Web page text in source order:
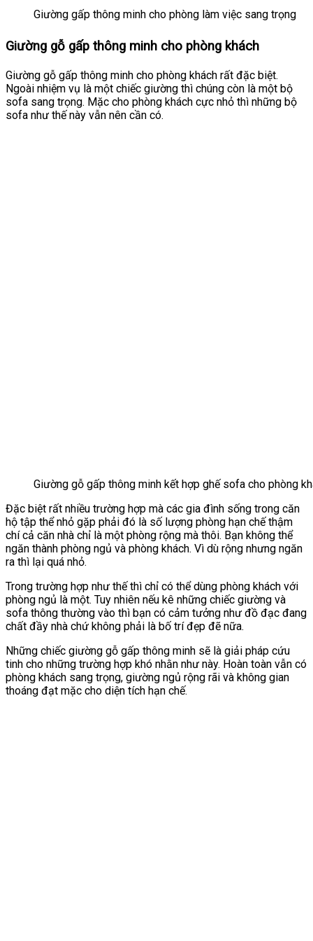
Giường gấp thông minh cho phòng làm việc sang trọng
Giường gỗ gấp thông minh cho phòng khách
Giường gỗ gấp thông minh cho phòng khách rất đặc biệt.
Ngoài nhiệm vụ là một chiếc giường thì chúng còn là một bộ
sofa sang trọng. Mặc cho phòng khách cực nhỏ thì những bộ
sofa như thế này vẫn nên cần có.
Giường gỗ gấp thông minh kết hợp ghế sofa cho phòng
Đặc biệt rất nhiều trường hợp mà các gia đình sống trong căn
hộ tập thể nhỏ gặp phải đó là số lượng phòng hạn chế thậm
chí cả căn nhà chỉ là một phòng rộng mà thôi. Bạn không thể
ngăn thành phòng ngủ và phòng khách. Vì dù rộng nhưng ngăn
ra thì lại quá nhỏ.
Trong trường hợp như thế thì chỉ có thể dùng phòng khách với
phòng ngủ là một. Tuy nhiên nếu kê những chiếc giường và
sofa thông thường vào thì bạn có cảm tưởng như đồ đạc đang
chất đầy nhà chứ không phải là bố trí đẹp đẽ nữa.
Những chiếc giường gỗ gấp thông minh sẽ là giải pháp cứu
tinh cho những trường hợp khó nhằn như này. Hoàn toàn vẫn có
phòng khách sang trọng, giường ngủ rộng rãi và không gian
thoáng đạt mặc cho diện tích hạn chế.